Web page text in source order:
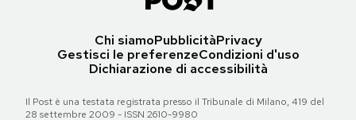
Chi siamoPubblicitàPrivacy
Gestisci le preferenzeCondizioni d'uso
Dichiarazione di accessibilità
Il Post è una testata registrata presso il Tribunale di Milano, 419 del
28 settembre 2009 - ISSN 2610-9980